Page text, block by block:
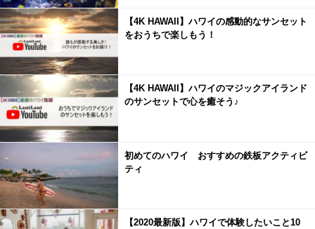
【4K HAWAII】ハワイの感動的なサンセット
をおうちで楽しもう！
【4K HAWAII】ハワイのマジックアイランド
のサンセットで心を癒そう♪
初めてのハワイ おすすめの鉄板アクティビ
ティ
【2020最新版】ハワイで体験したいこと10